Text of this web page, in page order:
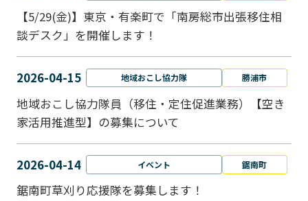
【5/29(金)】東京・有楽町で「南房総市出張移住相
談デスク」を開催します！
2026-04-15 地域おこし協力隊 勝浦市
地域おこし協力隊員（移住・定住促進業務）【空き
家活用推進型】の募集について
2026-04-14 イベント 鋸南町
鋸南町草刈り応援隊を募集します！